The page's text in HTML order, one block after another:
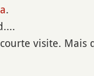
.
visite. Mais